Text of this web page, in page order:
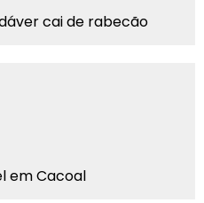
cai de rabecão
em Cacoal